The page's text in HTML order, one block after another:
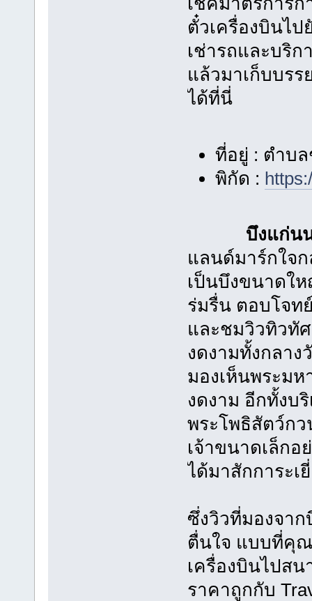
ตั๋วเครื่องบินไ
เช่ารถและบริก
แล้วมาเก็บบร
ได้ที่นี่
ที่อยู่ : ตำบ
พิกัด :
บึงแก่น
แลนด์มาร์กใจก
เป็นบึงขนาดใ
ร่มรื่น ตอบโจท
และชมวิวทิวทั
งดงามทั้งกลาง
มองเห็นพระม
งดงาม อีกทั้งบ
พระโพธิสัตว์ก
เจ้าขนาดเล็กอ
ได้มาสักการะเ
ซึ่งวิวที่มองจา
ตื่นใจ แบบที่คุ
เครื่องบินไปส
ราคาถูกกับ